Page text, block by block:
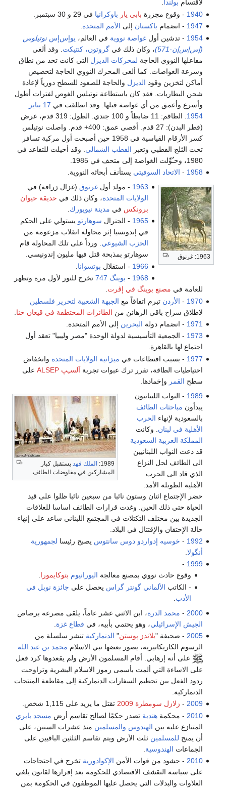
لاقتسام بولندا.
1940 - وقوع مجزرة بابي يار باوكرانيا في 29 و 30 سبتمبر.
1947 - انضمام باكستان إلى الأمم المتحدة
1954 - تدشين أولغواصة نووية في العالم، يوإس‌إسنوتيلوس
(إس‌إس‌إن-571)
، وكان ذلك فيگروتون، كنتيكت . وقد ألغى
مفاعلها النووي الحاجة لمحركات الديزل التي كانت تحد من نطاق
وسرعة الغواصات. كما ألغى المحرك النووي الحاجة لتخصيص
أماكن لتخزين وقود الديزل والحاجة للصعود للسطح دورياً لإعادة
شحن البطاريات. فقد كان باستطاعة نوتيلس الغوص لفترات أطول
وأسرع وأعمق من أي غواصة قبلها. وقد انطلقت في 17 يناير
1954
. الطاقم: 11 ضابطاً و 100 جندي. الطول: 319 قدم، عرض
(قطر البدن): 27 قدم. أقصى عمق: 400+ قدم. واصلت نوتيلس
كسر الأرقام القياسية في 1958 حين أصبحت أول مركبة تسافر
تحت الثلج القطبي وتعبر القطب الشمالي . وقد أحيلت للتقاعد في
1980، وحـُوِّلت الغواصة إلى متحف في 1985.
1958
- الاتحاد السوفيتي يستأنف أبحاثه النووية.
1963: غرنوق
1963 - مولد أول غرنوق (غزال زرافة) في
الولايات المتحدة، وكان ذلك في حديقة حيوان
برونكس في مدينة نيويورك
1965 - الجنرال سوهارتو يستولي على الحكم
في إندونسيا إثر محاولة انقلاب مزعومة من
الحزب الشيوعي. ورداً على تلك المحاولة قام
سوهارتو بمذبحة قتل فيها مليون إندونيسي.
1966 - استقلال بوتسوانا
1968
- بوينگ 747
تخرج للنور لأول مرة وتظهر
للعامة في مصنع بوينگ في إڤرت
1970
- الأردن تبرم اتفاقاً مع الجبهة الشعبية لتحرير فلسطين
لاطلاق سراح باقي الرهائن من الطائرات المختطفة في قيعان خنا
1971 - انضمام دولة البحرين إلى الأمم المتحدة.
1973 - الجمعية التأسيسية لدولة الوحدة "مصر وليبيا" تعقد أول
اجتماع لها بالقاهرة.
1977 - بسبب اقتطاعات في ميزانية الولايات المتحدة وانخفاض
احتياطيات الطاقة، تقرر ترك عبوات تجربة آلسـِپ ALSEP
على
سطح القمر وإخمادها.
1989: الملك فهد يستقبل كبار
المشاركين في مفاوضات الطائف.
1989 - النواب اللبنانيون
يبدأون مباحثات الطائف
بالسعودية لإنهاء الحرب
الأهلية في لبنان . وكانت
المملكة العربية السعودية
قد دعت النواب اللبنانيين
الى الطائف لحل النزاع
الذي قاد الى الحرب
الأهلية الطويلة الأمد.
حضر الإجتماع اثنان وستون نائبا من سبعين نائبا ظلوا على قيد
الحياة حتى ذلك الحين. وغدت قرارات الطائف اساسا للعلاقات
الجديدة بين مختلف التكتلات في المجتمع اللبناني ساعد على إنهاء
حالة الإحتقان والإقتتال في البلاد.
1992
- خوسيه إدواردو دوس سانتوس يصبح رئيسا لجمهورية
أنگولا
1999
-
وقوع حادث نووي بمصنع معالجة اليورانيوم بتوكايمورا.
- الكاتب الألماني گونتر گراس يحصل على جائزة نوبل في
الأدب
2000
- محمد الدرة، ابن الاثني عشر عاماً، يلقى مصرعه برصاص
الجيش الإسرائيلي، وهو يحتمي بأبيه، في قطاع غزة
2005 - صحيفة "يلاندز پوستن" الدنماركية تنشر سلسلة من
الرسوم الكاريكاتيرية، يصور بعضها نبي الاسلام محمد بن عبد الله
على أنه إرهابي. أقام المسلمون الأرض ولم يقعدوها كرد فعل
على الاساءة التي ألمت بأسمى رموز الاسلام البشرية وتراوحت
ردود الفعل بين تحطيم السفارات الدنماركية إلى مقاطعة المنتجات
الدنماركية.
2009
- زلازل سومطرة 2009
تقتل ما يزيد على 1,115 شخص.
2010 - محكمةهندية تصدر حكمًا لصالح تقاسم أرض مسجد بابري
المتنازع عليه بين الهندوس والمسلمين منذ عشرات السنين، على
أن يمنح للمسلمين ثلث الأرض ويتم تقاسم الثلثين الباقيين على
الجماعات الهندوسية
2010 - حشود من قوات الأمن الإكوادورية تخرج في احتجاجات
على سياسة التقشف الاقتصادي للحكومة بعد إقرارها لقانون يلغي
العلاوات والبدلات التي يحصل عليها الموظفون في الحكومة بمن